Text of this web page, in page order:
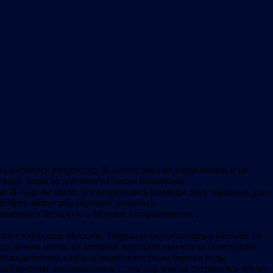
второй тур. И сейчас многие израильтяне, и не
Борисов для многих также незнакомы.
И надо же было, что встречались команды двух знаковых для
живут ряд хороших знакомых.
в Беларусь, в Мозыре я познакомился с
с хайфским Маккаби. Первая игра состоялась в Мозыре 10
начала матча, на который чартером прилетели болельщики
клуба, а также известным многие годы
воспоминания. С тех пор у меня сохранился буклет